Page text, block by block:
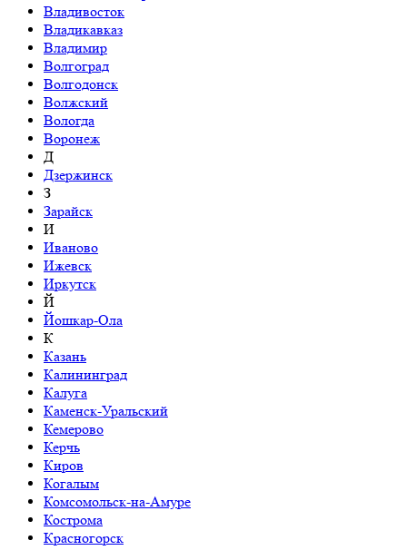
Владивосток
Владикавказ
Владимир
Волгоград
Волгодонск
Волжский
Вологда
Воронеж
Д
Дзержинск
З
Зарайск
И
Иваново
Ижевск
Иркутск
Й
Йошкар-Ола
К
Казань
Калининград
Калуга
Каменск-Уральский
Кемерово
Керчь
Киров
Когалым
Комсомольск-на-Амуре
Кострома
Красногорск